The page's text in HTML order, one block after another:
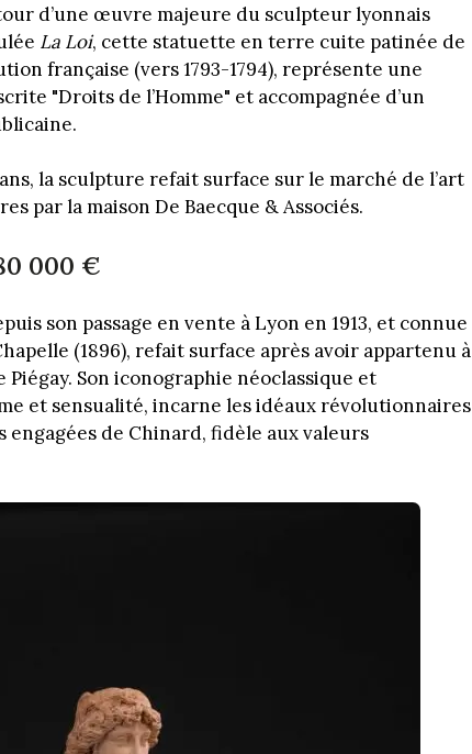
d’une œuvre majeure du sculpteur lyonnais
La Loi, cette statuette en terre cuite patinée de
française (vers 1793-1794), représente une
"Droits de l’Homme" et accompagnée d’un
la sculpture refait surface sur le marché de l’art
par la maison De Baecque & Associés.
000 €
son passage en vente à Lyon en 1913, et connue
(1896), refait surface après avoir appartenu à
Son iconographie néoclassique et
et sensualité, incarne les idéaux révolutionnaires
engagées de Chinard, fidèle aux valeurs